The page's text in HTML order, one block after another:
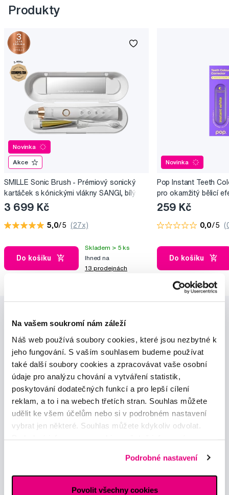
Na vašem soukromí nám záleží
Náš web používá soubory cookies, které jsou nezbytné k
jeho fungování. S vaším souhlasem budeme používat
také další soubory cookies a zpracovávat vaše osobní
údaje pro analýzu chování a vytváření statistik,
poskytování dodatečných funkcí a pro lepší cílení
reklam, a to i na webech třetích stran. Souhlas můžete
udělit ke všem účelům nebo si v podrobném nastavení
vybrat jen některé. Souhlas můžete kdykoliv odvolat.
Podrobné nastavení
Povolit všechny cookies
Produkty
Novinka
Akce
SMILLE Sonic Brush - Prémiový sonický
kartáček s kónickými vlákny SANGI, bílý
3 699 Kč
5,0/5 (27x)
Do košíku
Skladem > 5 ks
Ihned na
13 prodejnách
Novinka
Pop Instant Teeth
pro okamžitý bělicí
259 Kč
0,0/5
Do košíku
Novinky a nabídky
Odebírat